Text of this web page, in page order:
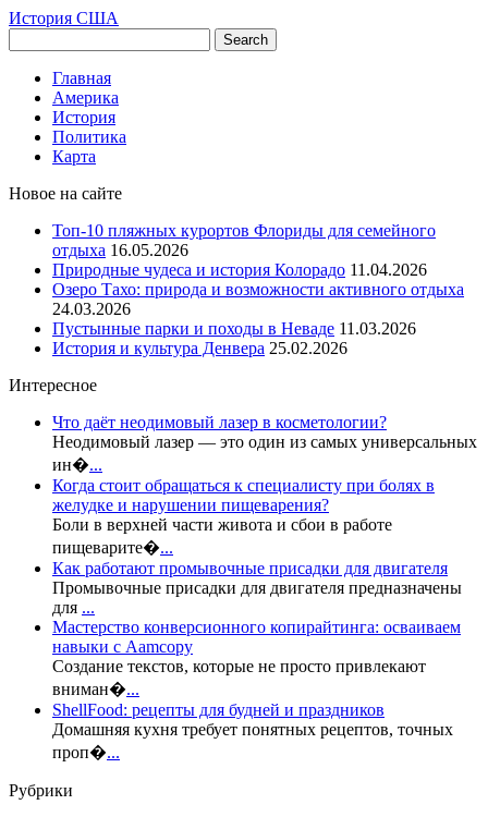
История США
Главная
Америка
История
Политика
Карта
Новое на сайте
Топ-10 пляжных курортов Флориды для семейного
отдыха 16.05.2026
Природные чудеса и история Колорадо 11.04.2026
Озеро Тахо: природа и возможности активного отдыха
24.03.2026
Пустынные парки и походы в Неваде 11.03.2026
История и культура Денвера 25.02.2026
Интересное
Что даёт неодимовый лазер в косметологии?
Неодимовый лазер — это один из самых универсальных
ин�...
Когда стоит обращаться к специалисту при болях в
желудке и нарушении пищеварения?
Боли в верхней части живота и сбои в работе
пищеварите�...
Как работают промывочные присадки для двигателя
Промывочные присадки для двигателя предназначены
для ...
Мастерство конверсионного копирайтинга: осваиваем
навыки с Aamcopy
Создание текстов, которые не просто привлекают
вниман�...
ShellFood: рецепты для будней и праздников
Домашняя кухня требует понятных рецептов, точных
проп�...
Рубрики